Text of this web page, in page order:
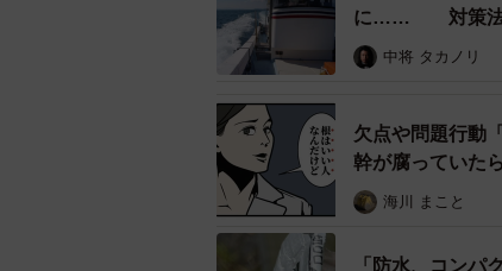
に…… 対策法に
中将 タカノリ
欠点や問題行動
幹が腐っていた
海川 まこと
「防水、コン